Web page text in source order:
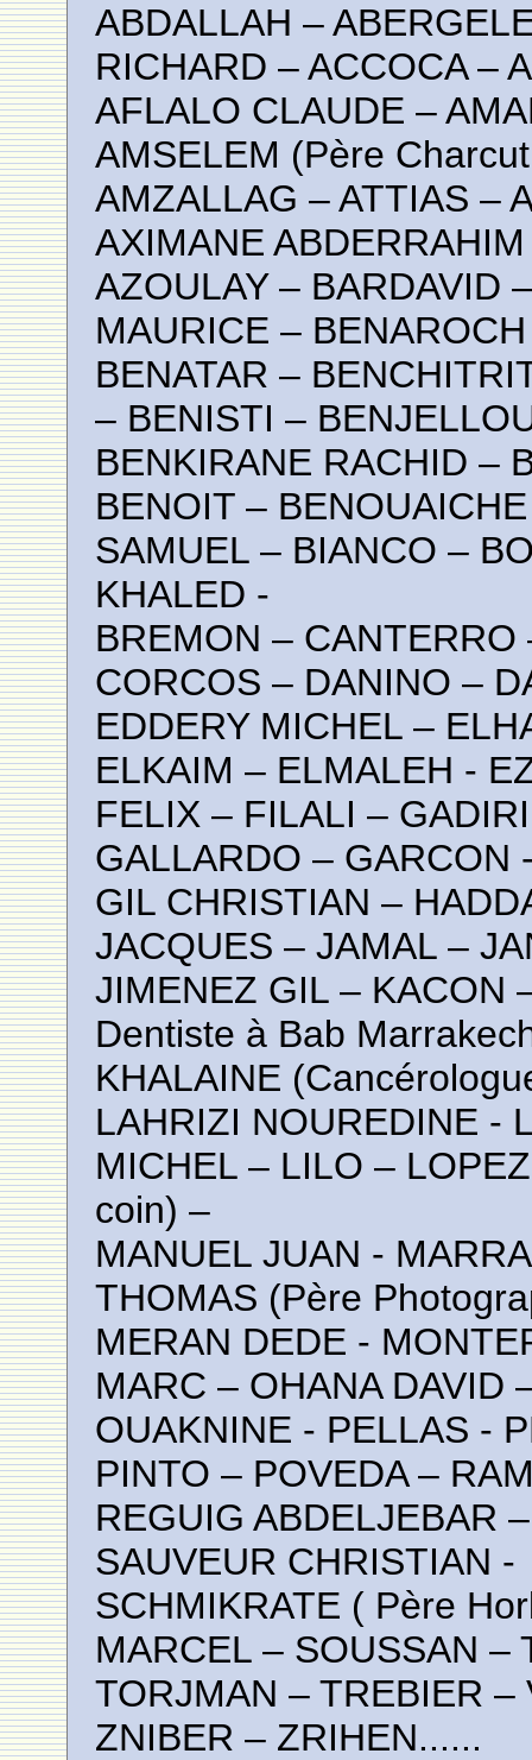
ABDALLAH –
RICHARD – ACCOCA –
AFLALO CLAUDE –
AMSELEM (Père
AMZALLAG – ATTIAS –
AXIMANE
AZOULAY – BARDAVID
MAURICE –
BENATAR –
– BENISTI –
BENKIRANE RACHID –
BENOIT –
SAMUEL – BIANCO –
KHALED -
BREMON –
CORCOS – DANINO –
EDDERY MICHEL –
ELKAIM – ELMALEH -
FELIX – FILALI –
GALLARDO – GARCON
GIL CHRISTIAN –
JACQUES – JAMAL –
JIMENEZ GIL – KACON
Dentiste à Bab
KHALAINE
LAHRIZI NOUREDINE -
MICHEL – LILO –
coin) –
MANUEL JUAN -
THOMAS (Père
MERAN DEDE -
MARC – OHANA DAVID
OUAKNINE - PELLAS -
PINTO – POVEDA –
REGUIG ABDELJEBAR
SAUVEUR CHRISTIAN -
SCHMIKRATE ( Père
MARCEL – SOUSSAN –
TORJMAN – TREBIER –
ZNIBER – ZRIHEN......